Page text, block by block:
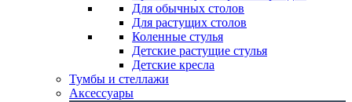
Для обычных столов
Для растущих столов
Коленные стулья
Детские растущие стулья
Детские кресла
Тумбы и стеллажи
Аксессуары